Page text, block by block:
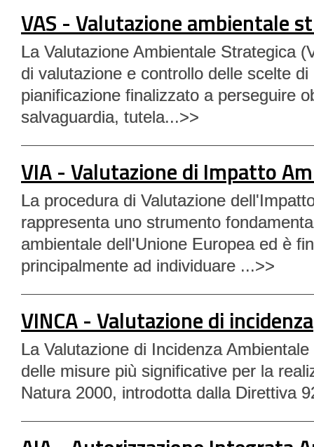
VAS - Valutazione ambientale
La Valutazione Ambientale Strategica
di valutazione e controllo delle scelte
pianificazione finalizzato a perseguire
salvaguardia, tutela...>>
VIA - Valutazione di Impatto
La procedura di Valutazione
rappresenta uno strumento
ambientale dell'Unione Europea ed è
principalmente ad individuare ...>>
VINCA - Valutazione di incidenza
La Valutazione di Incidenza
delle misure più significative per la
Natura 2000, introdotta dalla Direttiva